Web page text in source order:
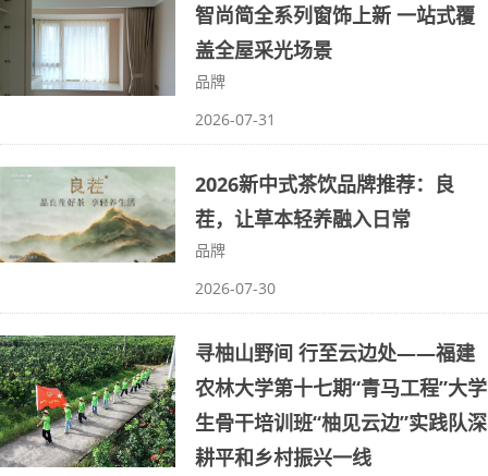
智尚简全系列窗饰上新 一站式覆
盖全屋采光场景
品牌
2026-07-31
2026新中式茶饮品牌推荐：良
茬，让草本轻养融入日常
品牌
2026-07-30
寻柚山野间 行至云边处——福建
农林大学第十七期“青马工程”大学
生骨干培训班“柚见云边”实践队深
耕平和乡村振兴一线